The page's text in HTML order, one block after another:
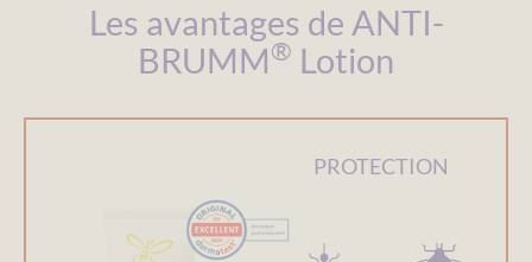
Les avantages de ANTI-
BRUMM® Lotion
PROTECTION